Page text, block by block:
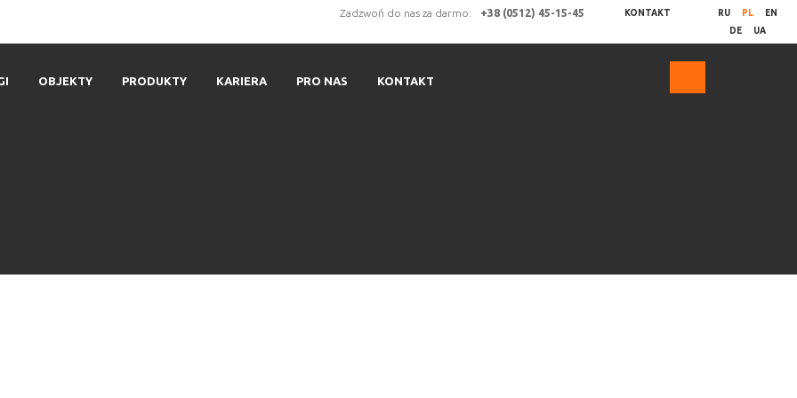
Zadzwoń do nas za darmo: +38 (0512) 45-15-45 KONTAKT RU PL
EN
DE
UA
OBJEKTY PRODUKTY KARIERA PRO NAS KONTAKT